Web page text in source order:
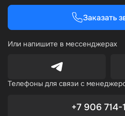
Заказать
Или напишите в мессенджерах
Телефоны для связи с
+7 906 714-